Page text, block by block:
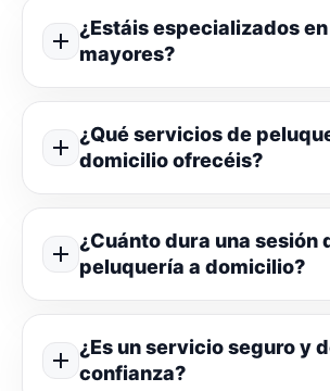
¿Estáis especializados
mayores?
¿Qué servicios de
domicilio ofrecéis?
¿Cuánto dura una sesión
peluquería a domicilio?
¿Es un servicio seguro y
confianza?